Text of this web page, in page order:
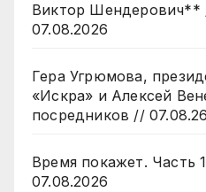
Виктор
07.08.2026
Гера Угрюмова,
«Искра» и Алексей
посредников // 07.08.26
Время покажет. Часть
07.08.2026